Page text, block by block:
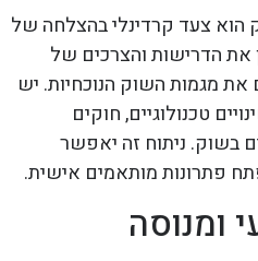
הוא צעד קרדינלי בהצלחה של
את הדרישות והצרכים של
את מגמות השוק הנוכחיות. יש
טכנולוגיים, חוקים
בשוק. ניתוח זה יאפשר
פתרונות מותאמים אישית.
ומנוסה